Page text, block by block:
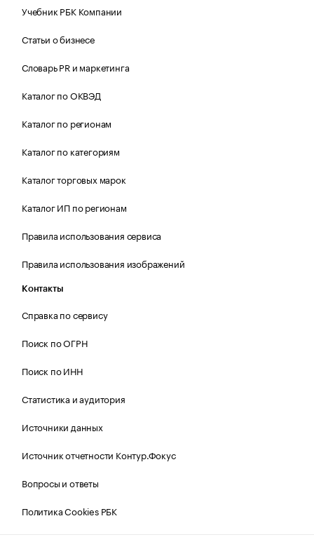
Учебник РБК Компании
Статьи о бизнесе
Словарь PR и маркетинга
Каталог по ОКВЭД
Каталог по регионам
Каталог по категориям
Каталог торговых марок
Каталог ИП по регионам
Правила использования сервиса
Правила использования изображений
Контакты
Справка по сервису
Поиск по ОГРН
Поиск по ИНН
Статистика и аудитория
Источники данных
Источник отчетности Контур.Фокус
Вопросы и ответы
Политика Cookies РБК